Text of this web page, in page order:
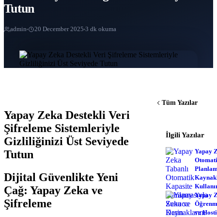
Tutun
admin 20 December 2025 3 dk okuma
Yapay Zeka Destekli Veri
Şifreleme Sistemleriyle
Gizliliğinizi Üst Seviyede
Tutun
Dijital Güvenlikte Yeni
Çağ: Yapay Zeka ve
Şifreleme
Tüm Yazılar
İlgili Yazılar
Yapay
Yapay
ve